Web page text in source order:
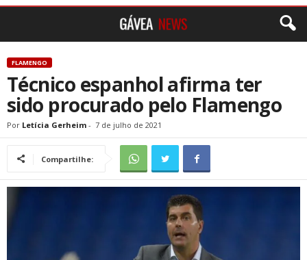
FLAMENGO
Técnico espanhol afirma ter
sido procurado pelo Flamengo
Por Letícia Gerheim - 7 de julho de 2021
Compartilhe: